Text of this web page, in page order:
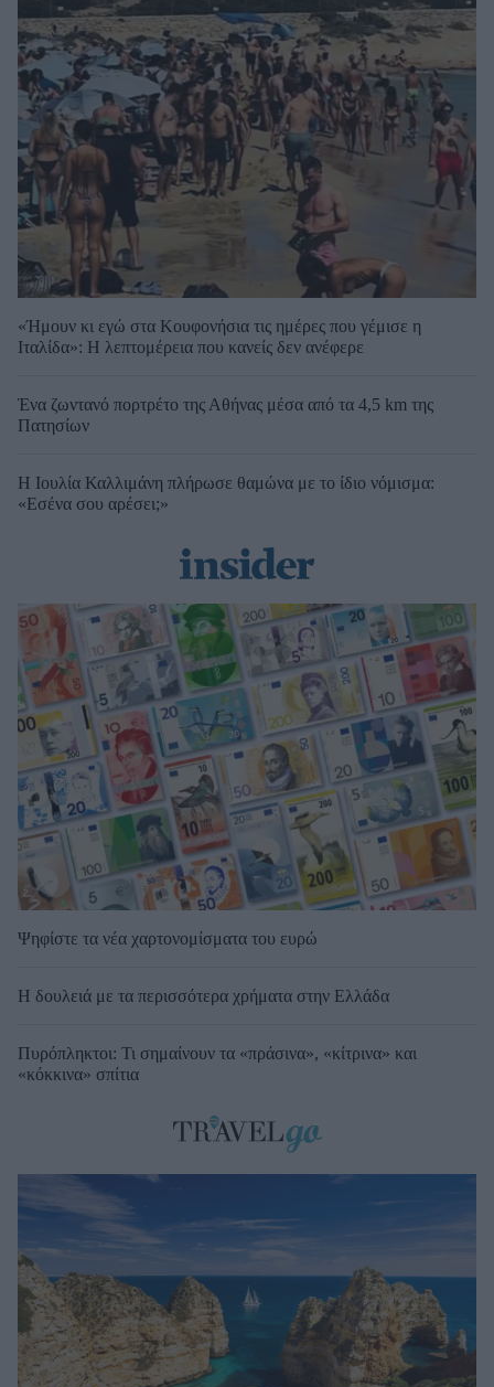
«Ήμουν κι εγώ στα Κουφονήσια τις ημέρες που γέμισε η
Ιταλίδα»: Η λεπτομέρεια που κανείς δεν ανέφερε
Ένα ζωντανό πορτρέτο της Αθήνας μέσα από τα 4,5 km της
Πατησίων
Η Ιουλία Καλλιμάνη πλήρωσε θαμώνα με το ίδιο νόμισμα:
«Εσένα σου αρέσει;»
Ψηφίστε τα νέα χαρτονομίσματα του ευρώ
Η δουλειά με τα περισσότερα χρήματα στην Ελλάδα
Πυρόπληκτοι: Τι σημαίνουν τα «πράσινα», «κίτρινα» και
«κόκκινα» σπίτια